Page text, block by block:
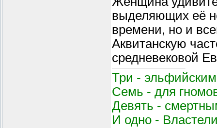
выделяющих её
времени, но и
Аквитанскую
средневековой
Три -
Семь - для
Девять -
И одно -